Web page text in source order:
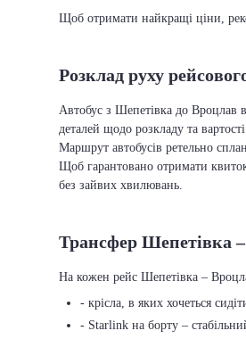
Щоб отримати найкращі ціни,
Розклад руху
Автобус з Шепетівка до Вроцлав
деталей щодо розкладу та
Маршрут автобусів ретельно
Щоб гарантовано отримати
без зайвих хвилювань.
Трансфер Шепетівка
На кожен рейс Шепетівка –
- крісла, в яких хочеться
- Starlink на борту –